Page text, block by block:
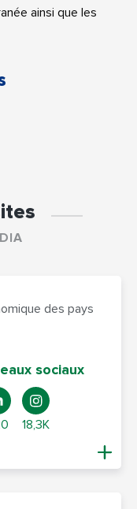
ainsi que les
des pays
sociaux
18,3K